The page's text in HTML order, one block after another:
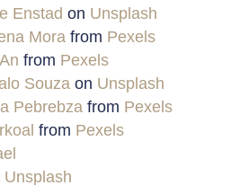
Enstad on Unsplash
Mora from Pexels
from Pexels
Souzaon Unsplash
Pebrebza from Pexels
from Pexels
Unsplash